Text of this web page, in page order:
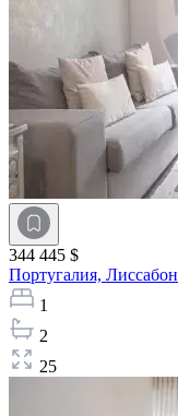
344 445 $
Португалия, Лиссабон
1
2
25